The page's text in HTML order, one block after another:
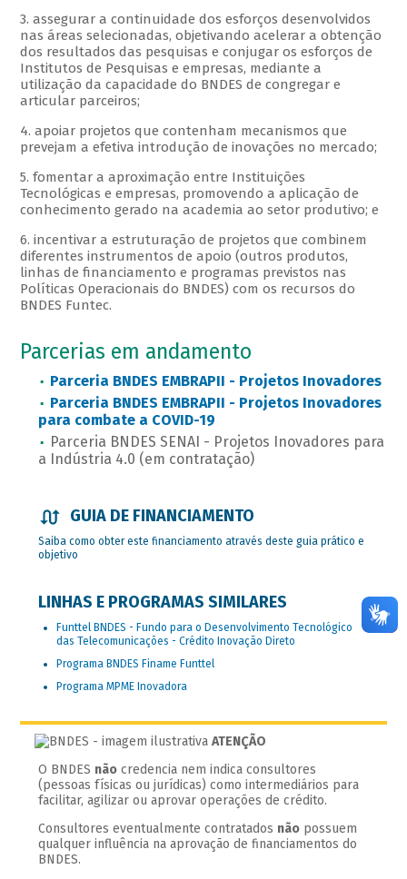
3. assegurar a continuidade dos esforços desenvolvidos
nas áreas selecionadas, objetivando acelerar a obtenção
dos resultados das pesquisas e conjugar os esforços de
Institutos de Pesquisas e empresas, mediante a
utilização da capacidade do BNDES de congregar e
articular parceiros;
4. apoiar projetos que contenham mecanismos que
prevejam a efetiva introdução de inovações no mercado;
5. fomentar a aproximação entre Instituições
Tecnológicas e empresas, promovendo a aplicação de
conhecimento gerado na academia ao setor produtivo; e
6. incentivar a estruturação de projetos que combinem
diferentes instrumentos de apoio (outros produtos,
linhas de financiamento e programas previstos nas
Políticas Operacionais do BNDES) com os recursos do
BNDES Funtec.
Parcerias em andamento
Parceria BNDES EMBRAPII - Projetos Inovadores
Parceria BNDES EMBRAPII - Projetos Inovadores
para combate a COVID-19
Parceria BNDES SENAI - Projetos Inovadores para
a Indústria 4.0 (em contratação)
GUIA DE FINANCIAMENTO
Saiba como obter este financiamento através deste guia prático e
objetivo
LINHAS E PROGRAMAS SIMILARES
Funttel BNDES - Fundo para o Desenvolvimento Tecnológico
das Telecomunicações - Crédito Inovação Direto
Programa BNDES Finame Funttel
Programa MPME Inovadora
ATENÇÃO
O BNDES não credencia nem indica consultores
(pessoas físicas ou jurídicas) como intermediários para
facilitar, agilizar ou aprovar operações de crédito.
Consultores eventualmente contratados não possuem
qualquer influência na aprovação de financiamentos do
BNDES.